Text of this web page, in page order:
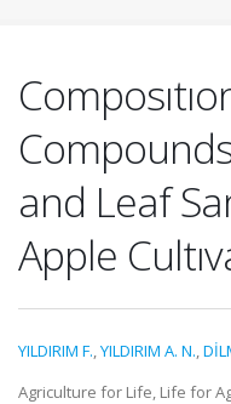
and Leaf
Apple
YILDIRIM F.,YILDIRIM A. N.,
Agriculture for Life, Life for